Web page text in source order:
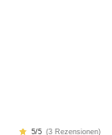
5/5 (3 Rezensionen)